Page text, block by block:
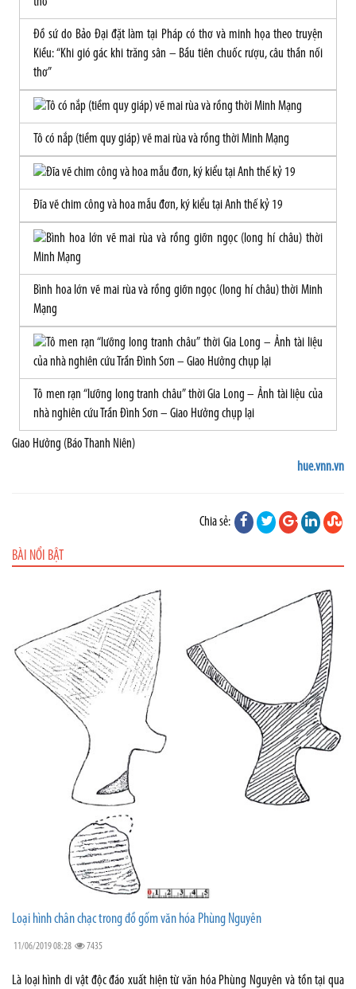
Đồ sứ do Bảo Đại đặt làm tại Pháp có thơ và minh họa theo truyện
Kiều: “Khi gió gác khi trăng sân – Bầu tiên chuốc rượu, câu thần nối
thơ”
Tô có nắp (tiềm quy giáp) vẽ mai rùa và rồng thời Minh Mạng
Đĩa vẽ chim công và hoa mẫu đơn, ký kiểu tại Anh thế kỷ 19
Bình hoa lớn vẽ mai rùa và rồng giỡn ngọc (long hí châu) thời Minh
Mạng
Tô men rạn “lưỡng long tranh châu” thời Gia Long – Ảnh tài liệu của
nhà nghiên cứu Trần Đình Sơn – Giao Hưởng chụp lại
Giao Hưởng (Báo Thanh Niên)
hue.vnn.vn
Chia sẻ:
BÀI NỔI BẬT
Loại hình chân chạc trong đồ gốm văn hóa Phùng Nguyên
11/06/2019 08:28 7435
Là loại hình di vật độc đáo xuất hiện từ văn hóa Phùng Nguyên và tồn tại qua